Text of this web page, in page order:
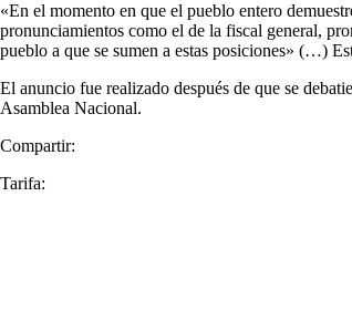
«En el momento en que el pueblo entero
pronunciamientos como el de la fiscal general,
pueblo a que se sumen a estas posiciones» (…)
El anuncio fue realizado después de que se
Asamblea Nacional.
Compartir:
Tarifa: